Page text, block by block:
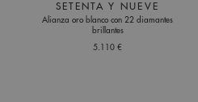
SETENTA Y NUEVE
Alianza oro blanco con 22 diamantes
brillantes
5.110 €